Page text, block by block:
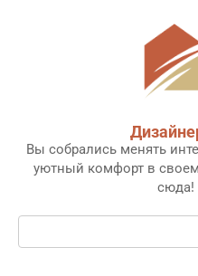
Вы собрались менять
уютный комфорт в
сюда!
Поиск: